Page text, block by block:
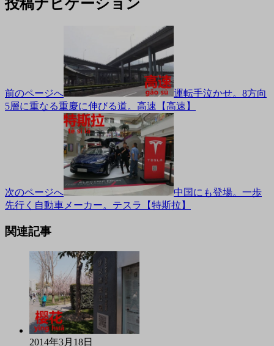
投稿ナビゲーション
前のページへ
運転手泣かせ。8方向
5層に重なる重慶に伸びる道。高速【高速】
次のページへ
中国にも登場。一歩
先行く自動車メーカー。テスラ【特斯拉】
関連記事
2014年3月18日